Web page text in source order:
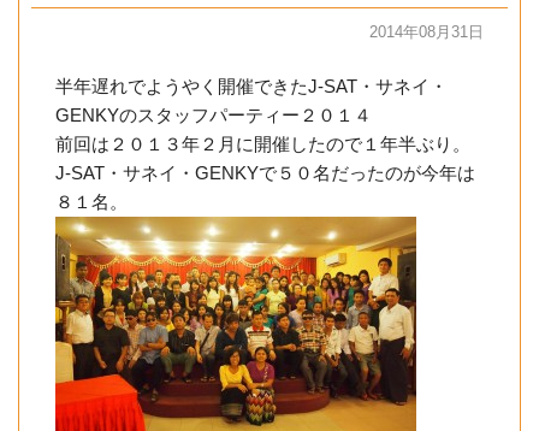
2014年08月31日
半年遅れでようやく開催できたJ-SAT・サネイ・
GENKYのスタッフパーティー２０１４
前回は２０１３年２月に開催したので１年半ぶり。
J-SAT・サネイ・GENKYで５０名だったのが今年は
８１名。